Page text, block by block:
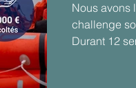
Nous avons
challenge
Durant 12